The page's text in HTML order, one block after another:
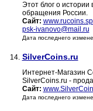
Этот блог о истории
обращения России.
Сайт:
psk-ivanovo@mail.ru
Дата последнего
14. SilverCoins.ru
Интернет-Магазин
SilverCoins.ru -
Сайт:
Дата последнего